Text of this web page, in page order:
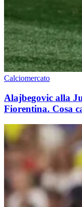
Calciomercato
Alajbegovic alla
Fiorentina. Cosa